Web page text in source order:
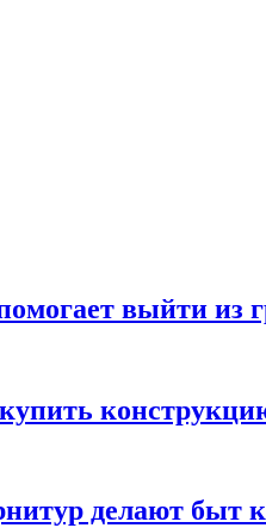
выйти из
делают быт